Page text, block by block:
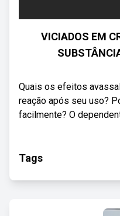
VICIADOS EM
Quais os efeitos
reação após seu uso?
facilmente? O
Tags